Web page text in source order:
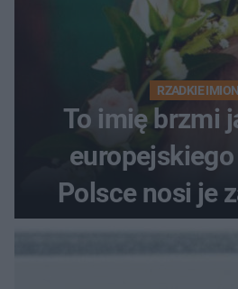
RZADKIE
To imię brzmi
Polsce nosi je